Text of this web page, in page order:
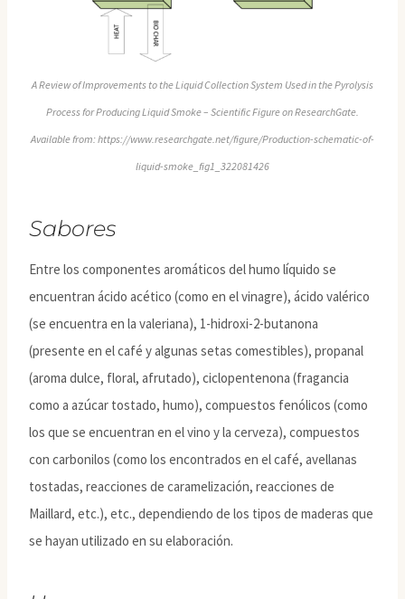
A Review of Improvements to the Liquid Collection System Used in the Pyrolysis
Process for Producing Liquid Smoke – Scientific Figure on ResearchGate.
Available from: https://www.researchgate.net/figure/Production-schematic-of-
liquid-smoke_fig1_322081426
Sabores
Entre los componentes aromáticos del humo líquido se
encuentran ácido acético (como en el vinagre), ácido valérico
(se encuentra en la valeriana), 1-hidroxi-2-butanona
(presente en el café y algunas setas comestibles), propanal
(aroma dulce, floral, afrutado), ciclopentenona (fragancia
como a azúcar tostado, humo), compuestos fenólicos (como
los que se encuentran en el vino y la cerveza), compuestos
con carbonilos (como los encontrados en el café, avellanas
tostadas, reacciones de caramelización, reacciones de
Maillard, etc.), etc., dependiendo de los tipos de maderas que
se hayan utilizado en su elaboración.